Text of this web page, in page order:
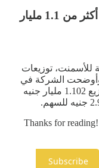
عمومية العربية للأسمنت تقرر توزيع أكثر من 1.1 مليار
للأسمنت، توزيعات
وأوضحت الشركة في
إفصاح لبورصة مصر أن العمومية قررت توزيع 1.102 مليار جنيه
Thanks for
Subscribe